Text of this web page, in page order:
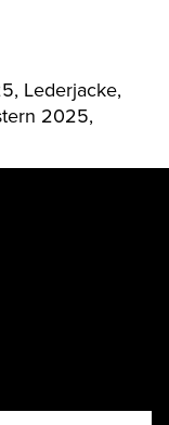
Lederjacke,
2025,